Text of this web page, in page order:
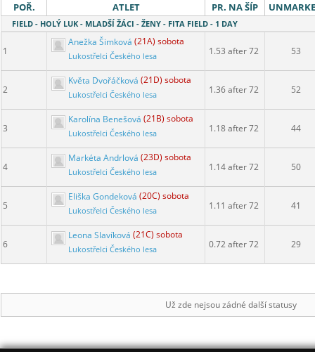
POŘ. ATLET PR. NA ŠÍP
FIELD - HOLÝ LUK - MLADŠÍ ŽÁCI - ŽENY - FITA FIELD - 1 DAY
1
Anežka Šimková (21A) sobota
Lukostřelci Českého lesa 1.53 after 72 53
2
Květa Dvořáčková (21D) sobota
Lukostřelci Českého lesa 1.36 after 72 52
3
Karolína Benešová (21B) sobota
Lukostřelci Českého lesa 1.18 after 72 44
4
Markéta Andrlová (23D) sobota
Lukostřelci Českého lesa 1.14 after 72 50
5
Eliška Gondeková (20C) sobota
Lukostřelci Českého lesa 1.11 after 72 41
6
Leona Slavíková (21C) sobota
Lukostřelci Českého lesa 0.72 after 72 29
Už zde nejsou zádné další statusy